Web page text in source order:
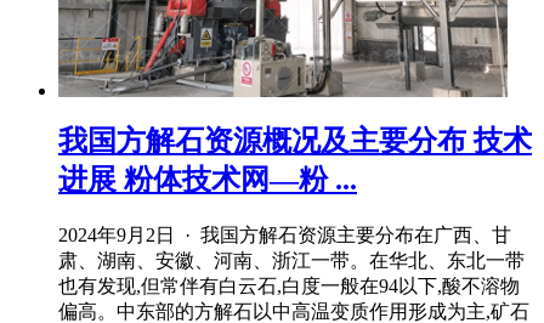
我国方解石资源概况及主要分布 技术
进展 粉体技术网—粉 ...
2024年9月2日 · 我国方解石资源主要分布在广西、甘
肃、湖南、安徽、河南、浙江一带。在华北、东北一带
也有发现,但常伴有白云石,白度一般在94以下,酸不溶物
偏高。中东部的方解石以中高温变质作用形成为主,矿石